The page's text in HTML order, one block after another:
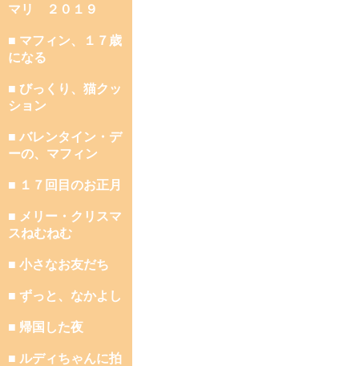
マリ ２０１９
■ マフィン、１７歳
になる
■ びっくり、猫クッ
ション
■ バレンタイン・デ
ーの、マフィン
■ １７回目のお正月
■ メリー・クリスマ
スねむねむ
■ 小さなお友だち
■ ずっと、なかよし
■ 帰国した夜
■ ルディちゃんに拍